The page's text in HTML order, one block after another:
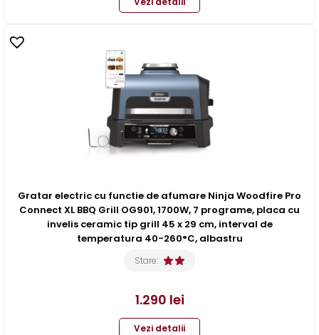
Gratar electric cu functie de afumare Ninja Woodfire Pro
Connect XL BBQ Grill OG901, 1700W, 7 programe, placa cu
invelis ceramic tip grill 45 x 29 cm, interval de
temperatura 40-260°C, albastru
Stare:
1.290 lei
Vezi detalii